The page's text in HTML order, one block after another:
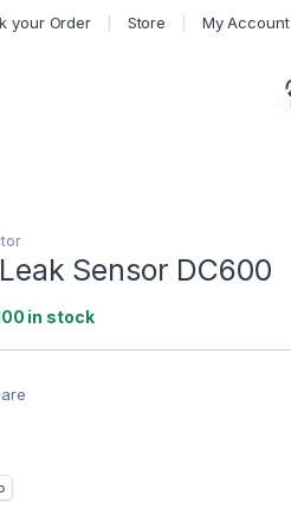
your Order Store My Account
Sensor DC600
in stock